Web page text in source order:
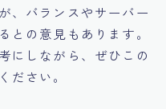
、バランスやサーバー
との意見もあります。
にしながら、ぜひこの
ださい。